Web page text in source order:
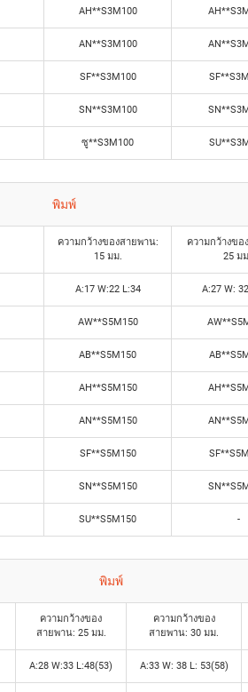
AH**S3M100
AN**S3M100
SF**S3M100
SN**S3M100
ซู**S3M100
พิมพ์
ความกว้างของสายพาน:
15 มม.
ความกว้างขอ
25 ม
A:17 W:22 L:34 A:27 W:
AW**S5M150
AB**S5M150
AH**S5M150
AN**S5M150
SF**S5M150
SN**S5M150
SU**S5M150 -
พิมพ์
ความกว้างของ
สายพาน: 25 มม.
ความกว้างของ
สายพาน: 30 มม.
A:28 W:33 L:48(53) A:33 W: 38 L: 53(58)